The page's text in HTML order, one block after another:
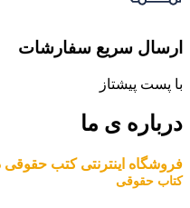
ارسال سریع سفارشات
با پست پیشتاز
درباره ی ما
فروشگاه اینترنتی کتب حقوقی
کتاب حقوقی